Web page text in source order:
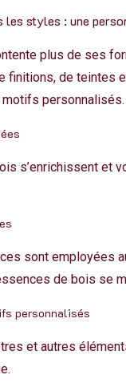
les styles : une
plus de ses
finitions, de teintes
personnalisés.
s’enrichissent et
sont employées
de bois se
personnalisés
et autres